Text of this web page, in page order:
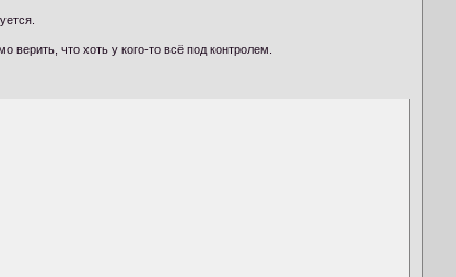
что хоть у кого-то всё под контролем.